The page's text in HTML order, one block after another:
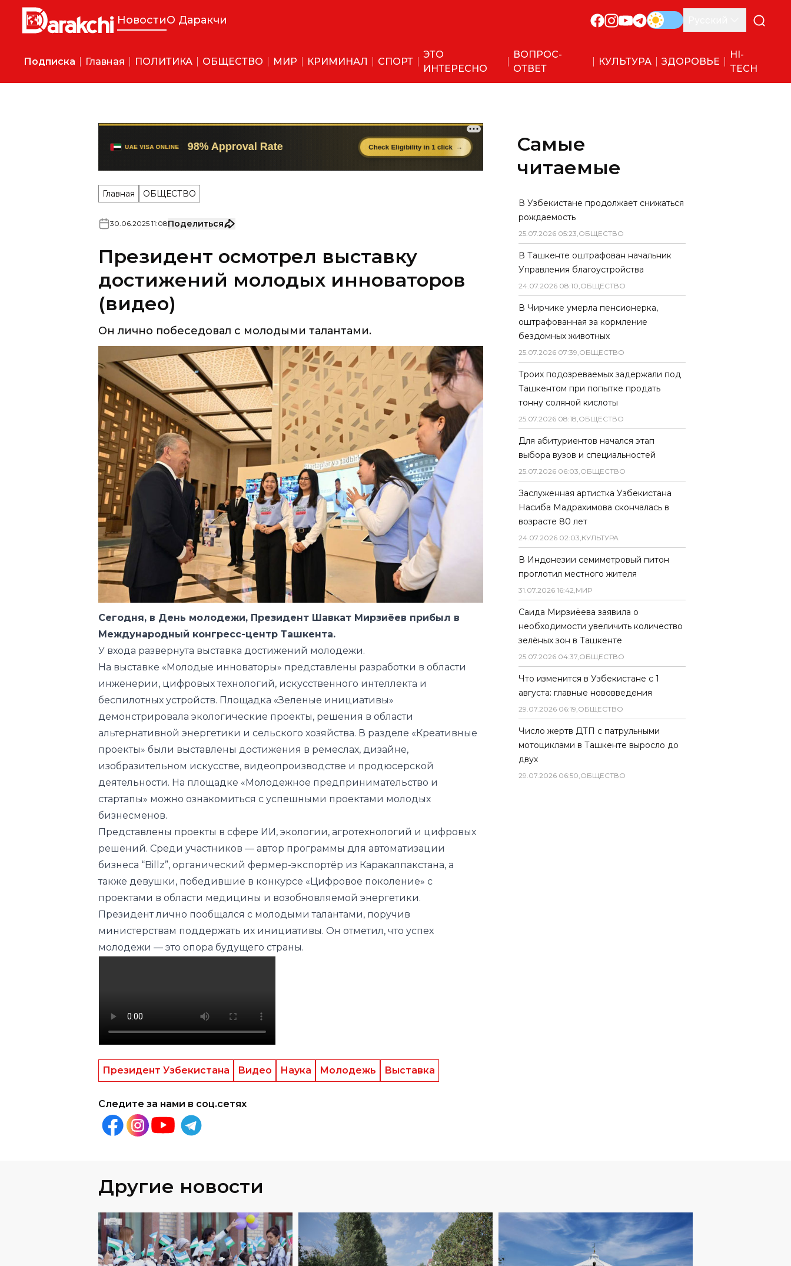
НовостиО Даракчи
Подписка Главная ПОЛИТИКА ОБЩЕСТВО МИР КРИМИНАЛ СПОРТ
ЭТО
ИНТЕРЕСНО
ВОПРОС-
ОТВЕТ
КУЛЬТУРА ЗДОРОВЬЕ
HI-
TECH
Главная ОБЩЕСТВО
Президент осмотрел выставку
достижений молодых инноваторов
(видео)
Он лично побеседовал с молодыми талантами.
Сегодня, в День молодежи, Президент Шавкат Мирзиёев прибыл в
Международный конгресс-центр Ташкента.
У входа развернута выставка достижений молодежи.
На выставке «Молодые инноваторы» представлены разработки в области
инженерии, цифровых технологий, искусственного интеллекта и
беспилотных устройств. Площадка «Зеленые инициативы»
демонстрировала экологические проекты, решения в области
альтернативной энергетики и сельского хозяйства. В разделе «Креативные
проекты» были выставлены достижения в ремеслах, дизайне,
изобразительном искусстве, видеопроизводстве и продюсерской
деятельности. На площадке «Молодежное предпринимательство и
стартапы» можно ознакомиться с успешными проектами молодых
бизнесменов.
Представлены проекты в сфере ИИ, экологии, агротехнологий и цифровых
решений. Среди участников — автор программы для автоматизации
бизнеса “Billz”, органический фермер-экспортёр из Каракалпакстана, а
также девушки, победившие в конкурсе «Цифровое поколение» с
проектами в области медицины и возобновляемой энергетики.
Президент лично пообщался с молодыми талантами, поручив
министерствам поддержать их инициативы. Он отметил, что успех
молодежи — это опора будущего страны.
Президент Узбекистана Видео
Самые
читаемые
В Узбекистане продолжает снижаться
рождаемость
25.07.2026 05:23,ОБЩЕСТВО
В Ташкенте оштрафован начальник
Управления благоустройства
24.07.2026 08:10,ОБЩЕСТВО
В Чирчике умерла пенсионерка,
оштрафованная за кормление
бездомных животных
25.07.2026 07:39,ОБЩЕСТВО
Троих подозреваемых задержали под
Ташкентом при попытке продать
тонну соляной кислоты
25.07.2026 08:18,ОБЩЕСТВО
Для абитуриентов начался этап
выбора вузов и специальностей
25.07.2026 06:03,ОБЩЕСТВО
Заслуженная артистка Узбекистана
Насиба Мадрахимова скончалась в
возрасте 80 лет
24.07.2026 02:03,КУЛЬТУРА
В Индонезии семиметровый питон
проглотил местного жителя
31.07.2026 16:42,МИР
Саида Мирзиёева заявила о
необходимости увеличить количество
зелёных зон в Ташкенте
25.07.2026 04:37,ОБЩЕСТВО
Что изменится в Узбекистане с 1
августа: главные нововведения
29.07.2026 06:19,ОБЩЕСТВО
Число жертв ДТП с патрульными
мотоциклами в Ташкенте выросло до
двух
29.07.2026 06:50,ОБЩЕСТВО
Другие новости